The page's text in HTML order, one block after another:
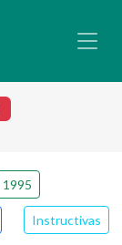
1995
Instructivas